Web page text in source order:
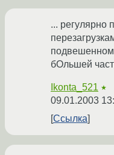
... регулярно
подвешенном
бОльшей
Ikonta_521 ★
09.01.2003
Ссылка